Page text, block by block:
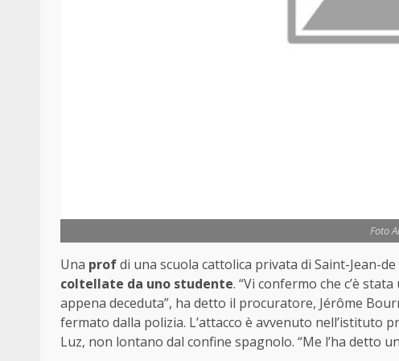
Foto
Una profdi una scuola cattolica privata di Saint-Jean-
coltellate da uno studente. “Vi confermo che c’è
appena deceduta”, ha detto il procuratore, Jérôme
fermato dalla polizia. L’attacco è avvenuto nell’istituto
Luz, non lontano dal confine spagnolo. “Me l’ha detto